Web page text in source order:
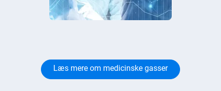
Læs mere om medicinske gasser